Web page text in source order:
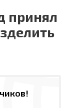
принял